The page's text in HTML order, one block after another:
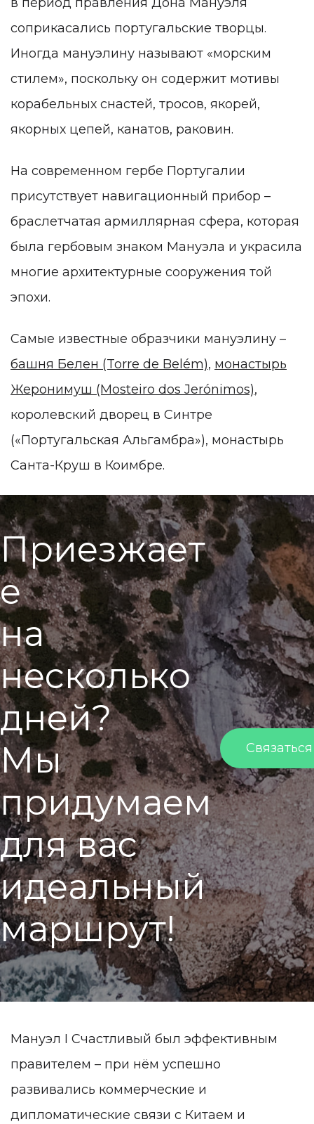
соприкасались португальские творцы.
Иногда мануэлину называют «морским
стилем», поскольку он содержит мотивы
корабельных снастей, тросов, якорей,
якорных цепей, канатов, раковин.
На современном гербе Португалии
присутствует навигационный прибор –
браслетчатая армиллярная сфера, которая
была гербовым знаком Мануэла и украсила
многие архитектурные сооружения той
эпохи.
Самые известные образчики мануэлину –
башня Белен (Torre de Belém), монастырь
Жеронимуш (Mosteiro dos Jerónimos),
королевский дворец в Синтре
(«Португальская Альгамбра»), монастырь
Санта-Круш в Коимбре.
Приезжает
е
на
несколько
дней?
Мы
придумаем
для вас
идеальный
маршрут!
Связаться
Мануэл I Счастливый был эффективным
правителем – при нём успешно
развивались коммерческие и
дипломатические связи с Китаем и